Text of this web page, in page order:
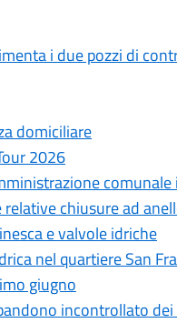
i due pozzi di
domiciliare
2026
chiusure ad
e valvole idriche
nel quartiere San
giugno
incontrollato